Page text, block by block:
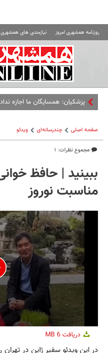
روزنامه همشهری امروز نیازمندی های همشهری
پزشکیان: همسایگان ما اجازه
صفحه اصلی چندرسانه‌ای ویدئو
مجموع نظرات: ۱
ببینید | حافظ‌
مناسبت نوروز
دریافت 6 MB
در این ویدئو سفیر ژاپن در تهران